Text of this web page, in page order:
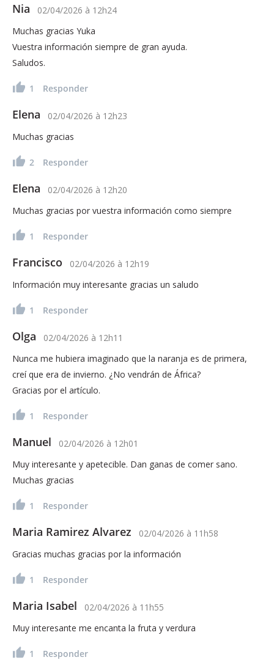
Nia 02/04/2026 à 12h24
Muchas gracias Yuka
Vuestra información siempre de gran ayuda.
Saludos.
1 Responder
Elena 02/04/2026 à 12h23
Muchas gracias
2 Responder
Elena 02/04/2026 à 12h20
Muchas gracias por vuestra información como siempre
1 Responder
Francisco 02/04/2026 à 12h19
Información muy interesante gracias un saludo
1 Responder
Olga 02/04/2026 à 12h11
Nunca me hubiera imaginado que la naranja es de primera,
creí que era de invierno. ¿No vendrán de África?
Gracias por el artículo.
1 Responder
Manuel 02/04/2026 à 12h01
Muy interesante y apetecible. Dan ganas de comer sano.
Muchas gracias
1 Responder
Maria Ramirez Alvarez 02/04/2026 à 11h58
Gracias muchas gracias por la información
1 Responder
Maria Isabel 02/04/2026 à 11h55
Muy interesante me encanta la fruta y verdura
1 Responder